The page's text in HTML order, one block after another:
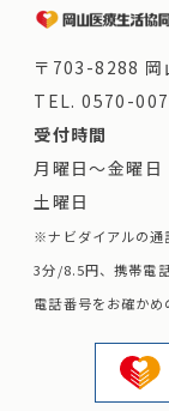
〒703-8288 岡
TEL.0570-
受付時間
月曜日～金曜
土曜日 8
※ナビダイアルの通
3分/8.5円、携帯電
電話番号をお確かめ